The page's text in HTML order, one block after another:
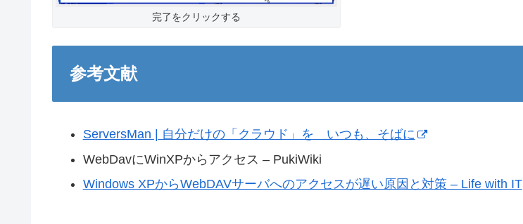
完了をクリックする
参考文献
ServersMan | 自分だけの「クラウド」を いつも、そばに
WebDavにWinXPからアクセス – PukiWiki
Windows XPからWebDAVサーバへのアクセスが遅い原因と対策 – Life with IT